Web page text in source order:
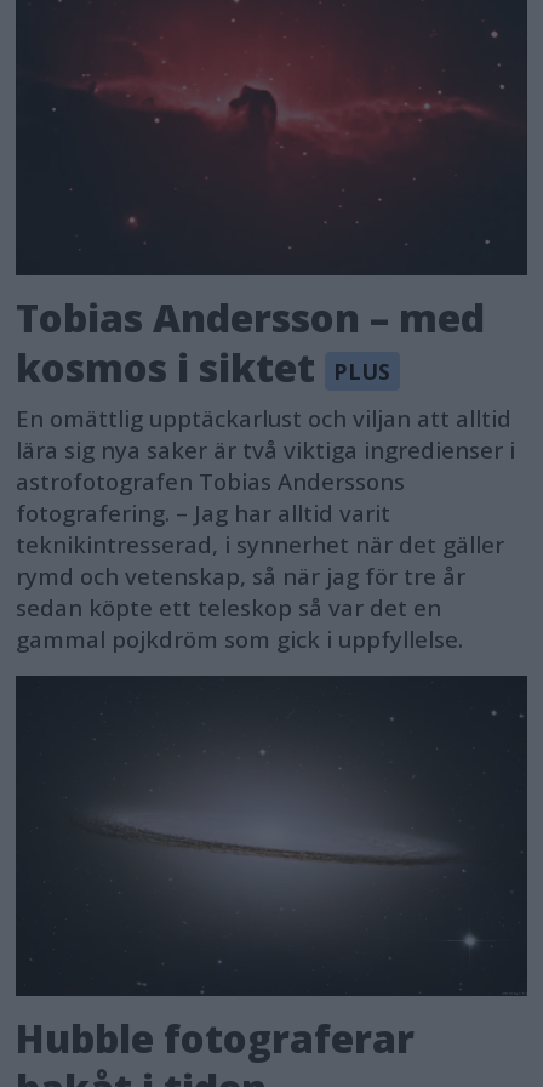
Tobias Andersson – med
kosmos i siktet
En omättlig upptäckarlust och viljan att alltid
lära sig nya saker är två viktiga ingredienser i
astrofotografen Tobias Anderssons
fotografering. – Jag har alltid varit
teknikintresserad, i synnerhet när det gäller
rymd och vetenskap, så när jag för tre år
sedan köpte ett teleskop så var det en
gammal pojkdröm som gick i uppfyllelse.
Hubble fotograferar